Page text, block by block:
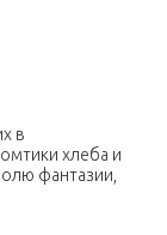
в
хлеба и
фантазии,